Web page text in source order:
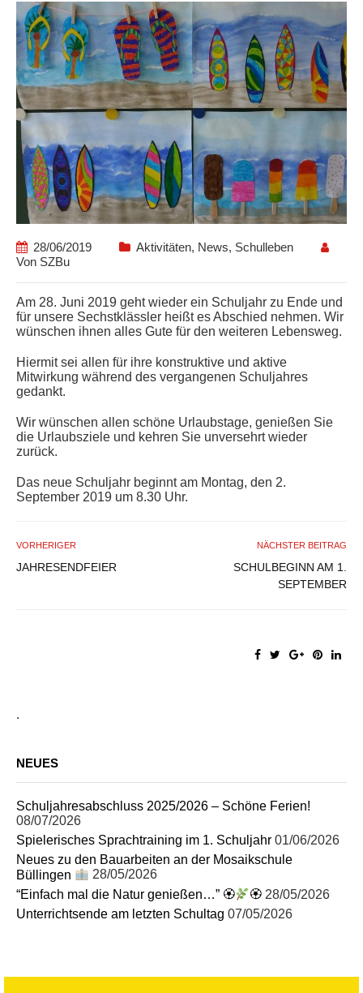
28/06/2019 Aktivitäten, News, Schulleben
Von SZBu
Am 28. Juni 2019 geht wieder ein Schuljahr zu Ende und
für unsere Sechstklässler heißt es Abschied nehmen. Wir
wünschen ihnen alles Gute für den weiteren Lebensweg.
Hiermit sei allen für ihre konstruktive und aktive
Mitwirkung während des vergangenen Schuljahres
gedankt.
Wir wünschen allen schöne Urlaubstage, genießen Sie
die Urlaubsziele und kehren Sie unversehrt wieder
zurück.
Das neue Schuljahr beginnt am Montag, den 2.
September 2019 um 8.30 Uhr.
VORHERIGER
JAHRESENDFEIER
NÄCHSTER BEITRAG
SCHULBEGINN AM 1.
SEPTEMBER
.
NEUES
Schuljahresabschluss 2025/2026 – Schöne Ferien!
08/07/2026
Spielerisches Sprachtraining im 1. Schuljahr 01/06/2026
Neues zu den Bauarbeiten an der Mosaikschule
Büllingen
28/05/2026
“Einfach mal die Natur genießen…” 🏵
🏵 28/05/2026
Unterrichtsende am letzten Schultag 07/05/2026